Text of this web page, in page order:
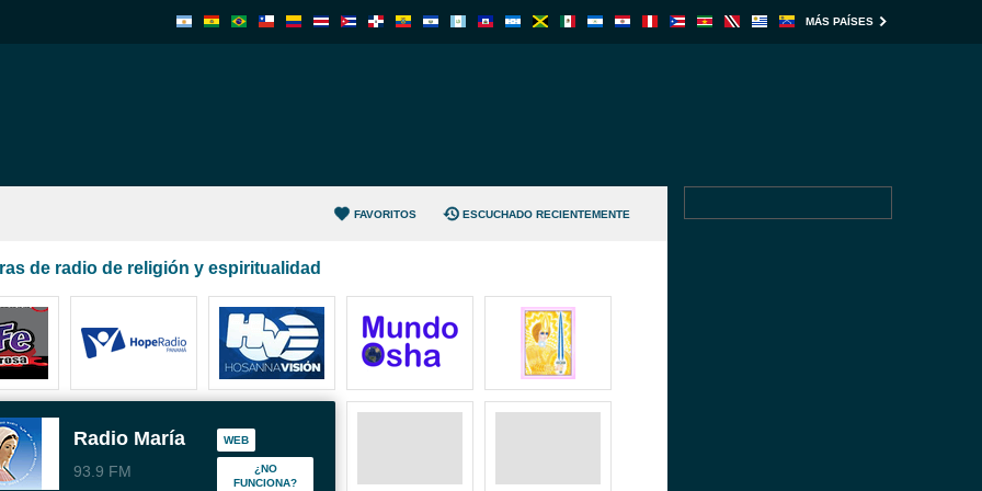
MÁS PAÍSES
FAVORITOS ESCUCHADO RECIENTEMENTE
de radio de religión y espiritualidad
Radio María
93.9 FM
WEB
¿NO
FUNCIONA?